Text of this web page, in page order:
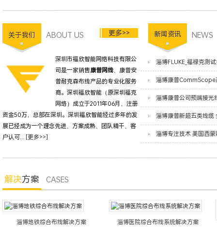
关于我们 ABOUT US 更多>>
深圳市福欣智能网络科技有限公
司是一家销售康普网线、康普安
普耐克森布线产品的专业化服务
商。深圳福欣智能（原深圳福克
网络）成立于2011年06月，注册
资金50万，总部在深圳。深圳福欣智能经过多年的发
展已经成为一个理念先进、方案成熟、团队精干、客
户认可... [更多>>]
新闻资讯 NEWS
解决方案 CASES
淄博地铁综合布线解决方案 淄博医院综合布线系统解决方案